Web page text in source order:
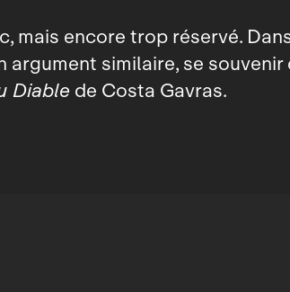
mais encore trop réservé.
argument similaire, se
Diable de Costa Gavras.